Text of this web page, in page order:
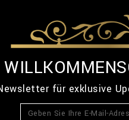
für exklusive